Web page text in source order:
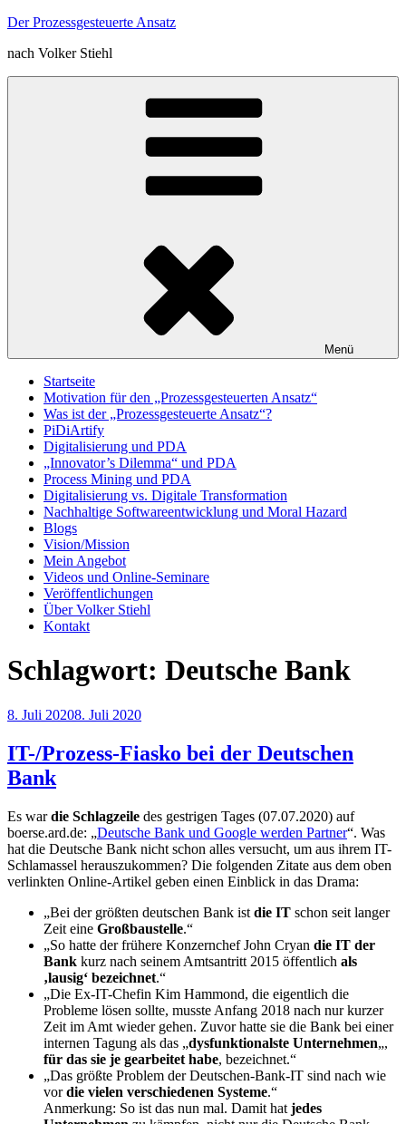
Zum
springen
Der Prozessgesteuerte Ansatz
nach Volker Stiehl
Menü
Startseite
Motivation für den „Prozessgesteuerten Ansatz“
Was ist der „Prozessgesteuerte Ansatz“?
PiDiArtify
Digitalisierung und PDA
„Innovator’s Dilemma“ und PDA
Process Mining und PDA
Digitalisierung vs. Digitale Transformation
Nachhaltige Softwareentwicklung und Moral Hazard
Blogs
Vision/Mission
Mein Angebot
Videos und Online-Seminare
Veröffentlichungen
Über Volker Stiehl
Kontakt
Schlagwort: Deutsche Bank
Veröffentlicht
8. Juli 20208. Juli 2020
IT-/Prozess-Fiasko bei der Deutschen
Bank
Es wardie Schlagzeile des gestrigen Tages (07.07.2020) auf
boerse.ard.de: „Deutsche Bank und Google werden Partner“. Was
hat die Deutsche Bank nicht schon alles versucht, um aus ihrem IT-
Schlamassel herauszukommen? Die folgenden Zitate aus dem oben
verlinkten Online-Artikel geben einen Einblick in das Drama:
„Bei der größten deutschen Bank ist die IT schon seit langer
Zeit eine Großbaustelle.“
„So hatte der frühere Konzernchef John Cryan die IT der
Bank kurz nach seinem Amtsantritt 2015 öffentlich als
‚lausig‘ bezeichnet.“
„Die Ex-IT-Chefin Kim Hammond, die eigentlich die
Probleme lösen sollte, musste Anfang 2018 nach nur kurzer
Zeit im Amt wieder gehen. Zuvor hatte sie die Bank bei einer
internen Tagung als das „dysfunktionalste Unternehmen„,
für das sie je gearbeitet habe, bezeichnet.“
„Das größte Problem der Deutschen-Bank-IT sind nach wie
vordie vielen verschiedenen Systeme.“
Anmerkung: So ist das nun mal. Damit hat jedes